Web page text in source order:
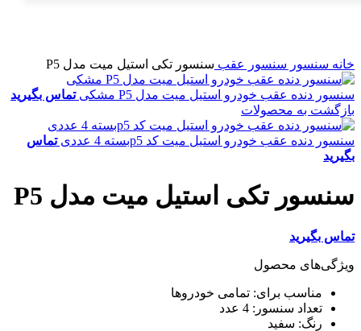
خانه سنسور سنسور عقب سنسور تکی استیل میت مدل P5
سنسور دنده عقب خودرو استیل میت مدل P5 مشکی
تماس بگیرید
بازگشت به محصولات
سنسور دنده عقب خودرو استیل میت کد p5بسته 4 عددی
تماس
بگیرید
سنسور تکی استیل میت مدل P5
تماس بگیرید
ویژگی‌های محصول
مناسب برای: تمامی خودروها
تعداد سنسور: 4 عدد
رنگ: سفید